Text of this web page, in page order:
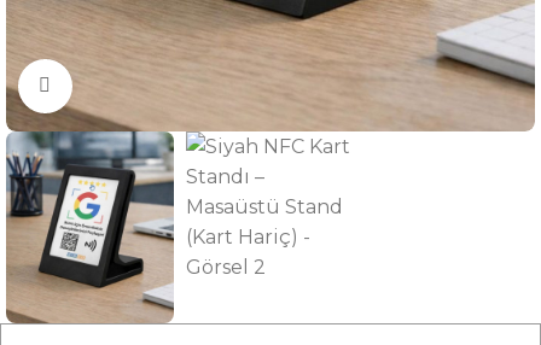
Büyütmek için tıklayın